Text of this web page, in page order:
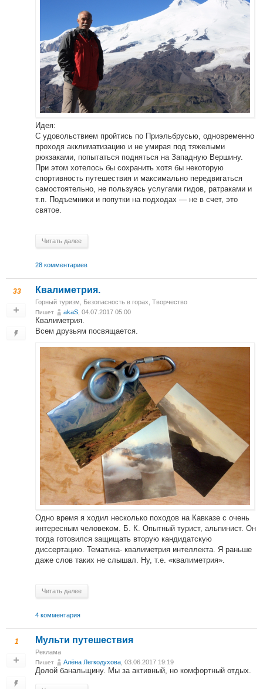
Идея:
С удовольствием пройтись по Приэльбрусью, одновременно
проходя акклиматизацию и не умирая под тяжелыми
рюкзаками, попытаться подняться на Западную Вершину.
При этом хотелось бы сохранить хотя бы некоторую
спортивность путешествия и максимально передвигаться
самостоятельно, не пользуясь услугами гидов, ратраками и
т.п. Подъемники и попутки на подходах — не в счет, это
святое.
Читать далее
28 комментариев
33 Квалиметрия.
Горный туризм Безопасность в горах Творчество
Пишет akaS , 04.07.2017 05:00
Квалиметрия.
Всем друзьям посвящается.
Одно время я ходил несколько походов на Кавказе с очень
интересным человеком. Б. К. Опытный турист, альпинист. Он
тогда готовился защищать вторую кандидатскую
диссертацию. Тематика- квалиметрия интеллекта. Я раньше
даже слов таких не слышал. Ну, т.е. «квалиметрия».
Читать далее
4 комментария
1 Мульти путешествия
Реклама
Пишет Алёна Легкодухова , 03.06.2017 19:19
Долой банальщину. Мы за активный, но комфортный отдых.